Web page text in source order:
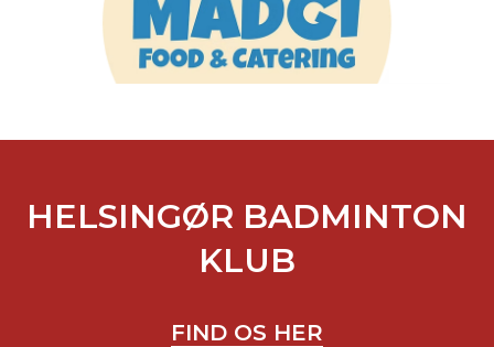
HELSINGØR BADMINTON
KLUB
FIND OS HER